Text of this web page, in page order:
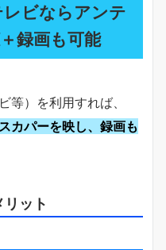
ビならアンテ
録画も可能
等）を利用すれば、
カパーを映し、録画も
ット